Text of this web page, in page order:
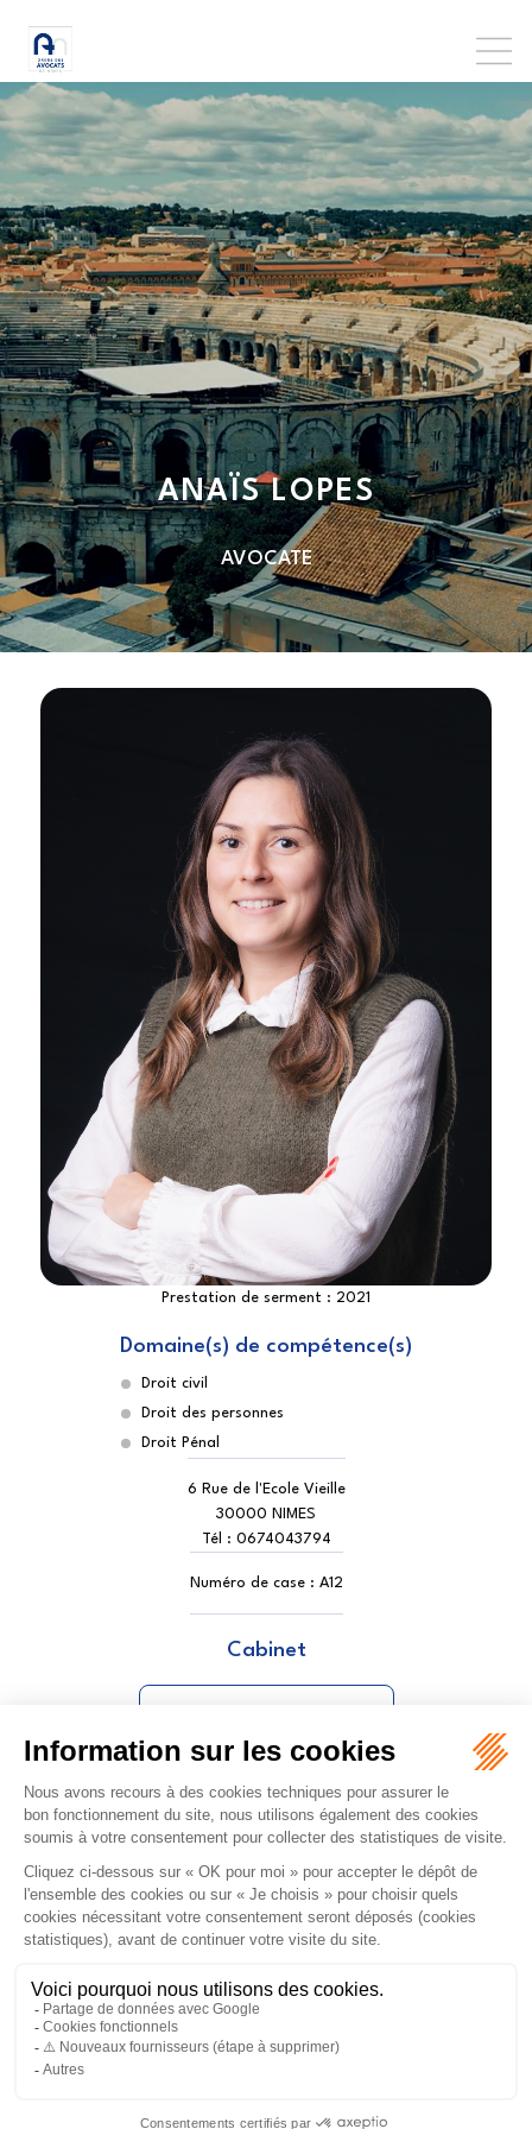
Prestation de serment : 2021
Domaine(s) de compétence(s)
Droit civil
Droit des personnes
Droit Pénal
ANAÏS LOPES
AVOCATE
6 Rue de l'Ecole Vieille
30000 NIMES
Tél : 0674043794
Numéro de case : A12
Cabinet
LOPES ANAÏS
ORDRE DES AVOCATS DE NÎMES
16 rue Régale
30000 NÎMES
NOUS LOCALISER